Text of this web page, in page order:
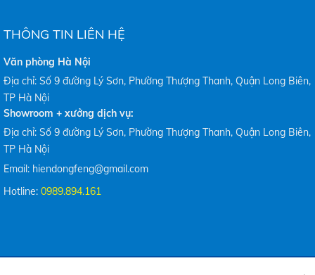
THÔNG TIN LIÊN HỆ
Văn phòng Hà Nội
Địa chỉ: Số 9 đường Lý Sơn, Phường Thượng Thanh, Quận Long Biên,
TP Hà Nội
Showroom + xưởng dịch vụ:
Địa chỉ: Số 9 đường Lý Sơn, Phường Thượng Thanh, Quận Long Biên,
TP Hà Nội
Email: hiendongfeng@gmail.com
Hotline: 0989.894.161